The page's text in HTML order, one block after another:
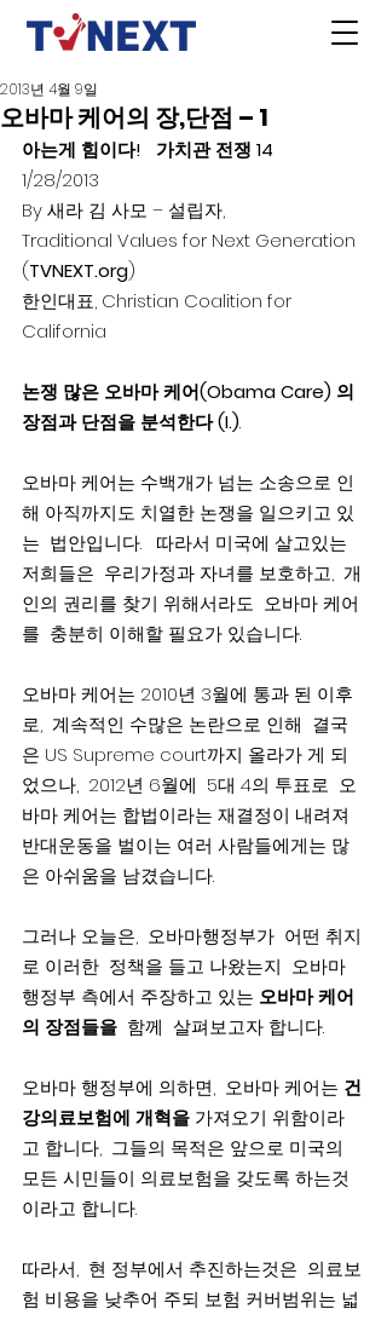
오바마 케어의 장,단점 – 1
2013년 4월 9일
아는게 힘이다!   가치관 전쟁 14
1/28/2013
By 새라 김 사모 – 설립자,
Traditional Values for Next Generation
(TVNEXT.org)
한인대표, Christian Coalition for
California
논쟁 많은 오바마 케어(Obama Care) 의
장점과 단점을 분석한다 (I.).
오바마 케어는 수백개가 넘는 소송으로 인
해 아직까지도 치열한 논쟁을 일으키고 있
는  법안입니다.   따라서 미국에 살고있는
저희들은  우리가정과 자녀를 보호하고,  개
인의 권리를 찾기 위해서라도  오바마 케어
를  충분히 이해할 필요가 있습니다.
오바마 케어는 2010년 3월에 통과 된 이후
로,  계속적인 수많은 논란으로 인해  결국
은 US Supreme court까지 올라가 게 되
었으나,  2012년 6월에  5대 4의 투표로  오
바마 케어는 합법이라는 재결정이 내려져
반대운동을 벌이는 여러 사람들에게는 많
은 아쉬움을 남겼습니다.
그러나 오늘은,  오바마행정부가  어떤 취지
로 이러한  정책을 들고 나왔는지  오바마
행정부 측에서 주장하고 있는 오바마 케어
의 장점들을
  함께  살펴보고자 합니다.
오바마 행정부에 의하면,  오바마 케어는 건
강의료보험에 개혁을 가져오기 위함이라
고 합니다,  그들의 목적은 앞으로 미국의
모든 시민들이 의료보험을 갖도록 하는것
이라고 합니다.
따라서,  현 정부에서 추진하는것은  의료보
험 비용을 낮추어 주되 보험 커버범위는 넓